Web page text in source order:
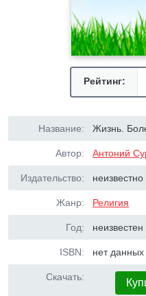
Рейтинг:
Название: Жизнь.
Автор: Антоний
Издательство: неизвестно
Жанр: Религия
Год: неизвестен
ISBN: нет данных
Скачать: